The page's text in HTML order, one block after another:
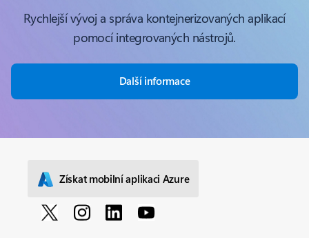
Rychlejší vývoj a správa kontejnerizovaných aplikací
pomocí integrovaných nástrojů.
Další informace
Získat mobilní aplikaci Azure